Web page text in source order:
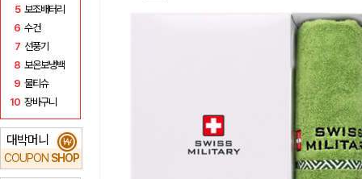
5 보조배터리
6 수건
7 선풍기
8 보온보냉백
9 물티슈
10 장바구니
대박머니
COUPON SHOP
₩